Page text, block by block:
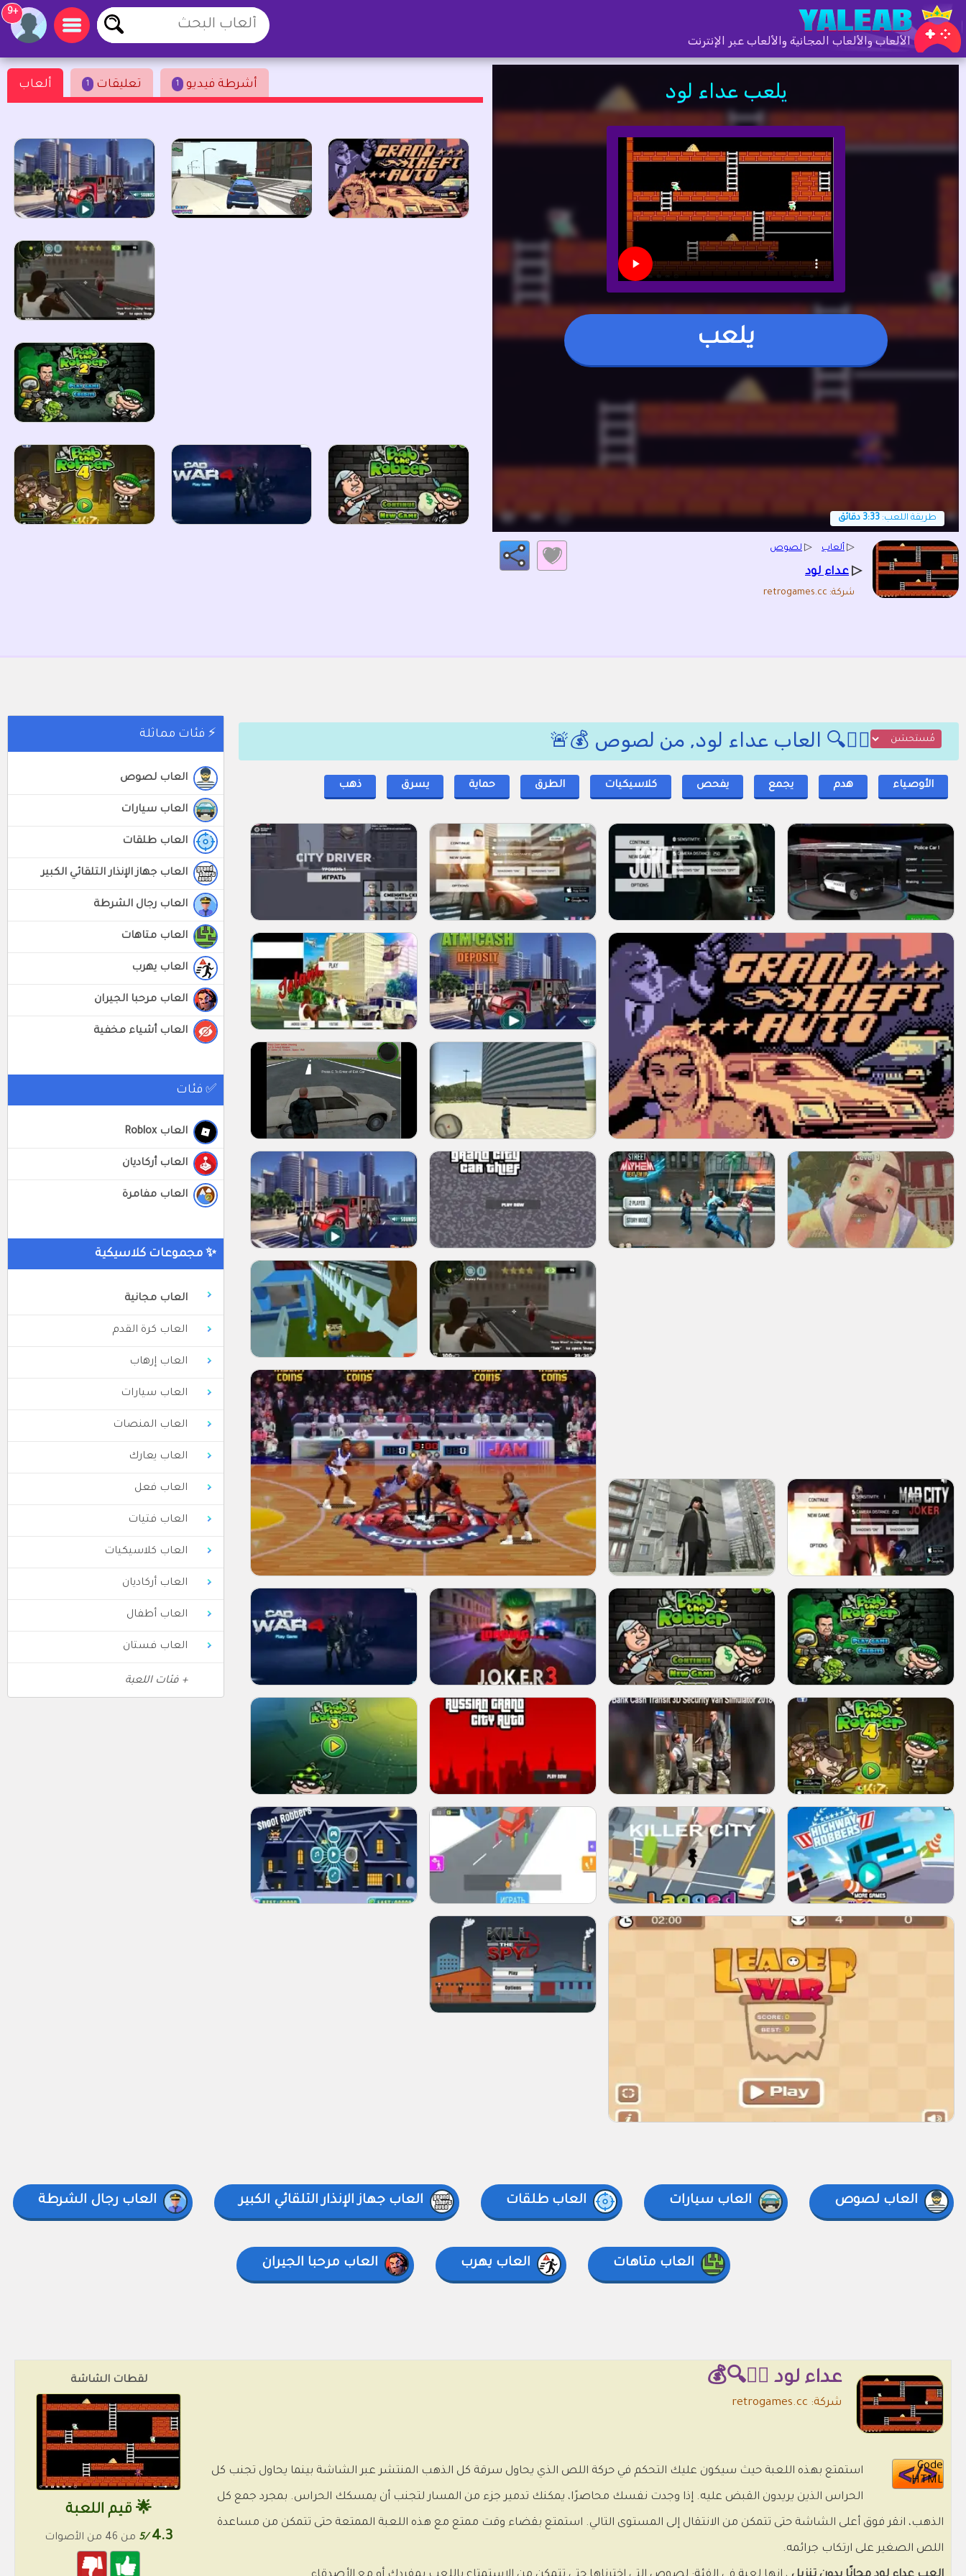
الألعاب والألعاب المجانية والألعاب عبر الإنترنت
+9
يلعب عداء لود
يلعب
طريقة اللعب: 3:33 دقائق
▷ ألعاب ▷ لصوص
▷ عداء لود
شركة: retrogames.cc
ألعاب 1 تعليقات 1 أشرطة فيديو
⚡ فئات مماثلة
العاب لصوص
العاب سيارات
العاب طلقات
العاب جهاز الإنذار التلقائي الكبير
العاب رجال الشرطة
العاب متاهات
العاب يهرب
العاب مرحبا الجيران
العاب أشياء مخفية
✅ فئات
العاب Roblox
العاب أركاديان
العاب مفامرة
✨ مجموعات كلاسيكية
العاب مجانية
العاب كرة القدم
العاب إرهاب
العاب سيارات
العاب المنصات
العاب يعارك
العاب فعل
العاب فتيات
العاب كلاسيكيات
العاب أركاديان
العاب أطفال
العاب فستان
+ فئات اللعبة
🕵️‍♂️🔍 العاب عداء لود, من لصوص 💰🚨
الأوصياء هدم يجمع يفحص كلاسيكيات الطرق حماية يسرق ذهب
العاب لصوص العاب سيارات العاب طلقات العاب جهاز الإنذار التلقائي الكبير العاب رجال الشرطة
العاب متاهات العاب يهرب العاب مرحبا الجيران
لقطات الشاشة
🌟 قيم اللعبة
4.3
/5 من 46 من الأصوات
عداء لود 🕵️‍♂️🔍💰
شركة: retrogames.cc
Code
HTML
استمتع بهذه اللعبة حيث سيكون عليك التحكم في حركة اللص الذي يحاول سرقة كل الذهب المنتشر عبر الشاشة بينما يحاول تجنب كل
الحراس الذين يريدون القبض عليه. إذا وجدت نفسك محاصرًا، يمكنك تدمير جزء من المسار لتجنب أن يمسكك الحراس. بمجرد جمع كل
الذهب، انقر فوق أعلى الشاشة حتى تتمكن من الانتقال إلى المستوى التالي. استمتع بقضاء وقت ممتع مع هذه اللعبة الممتعة حتى تتمكن من مساعدة
اللص الصغير على ارتكاب جرائمه.